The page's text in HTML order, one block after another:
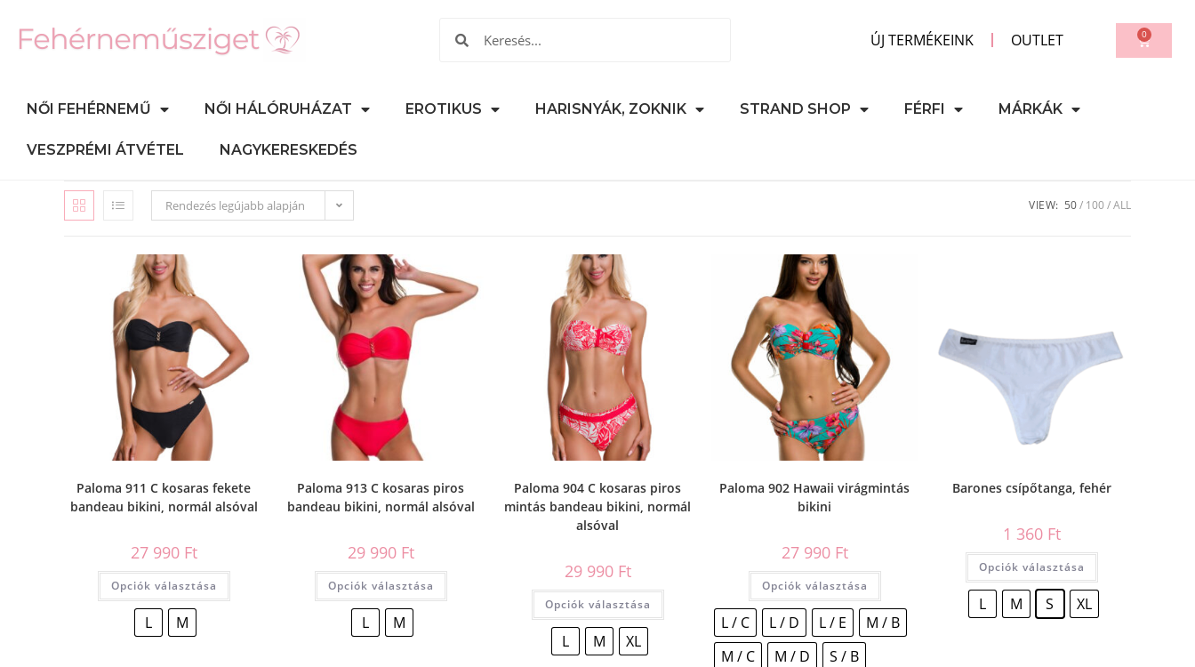
ÚJ TERMÉKEINK OUTLET 0
NŐI FEHÉRNEMŰ NŐI HÁLÓRUHÁZAT EROTIKUS HARISNYÁK, ZOKNIK STRAND SHOP FÉRFI MÁRKÁK
VESZPRÉMI ÁTVÉTEL NAGYKERESKEDÉS
Rendezés legújabb alapján VIEW: 50 100 ALL
Paloma 911 C kosaras fekete
bandeau bikini, normál alsóval
27 990 Ft
Opciók választása
L M
Paloma 913 C kosaras piros
bandeau bikini, normál alsóval
29 990 Ft
Opciók választása
L M
Paloma 904 C kosaras piros
mintás bandeau bikini, normál
alsóval
29 990 Ft
Opciók választása
L M XL
Paloma 902 Hawaii virágmintás
bikini
27 990 Ft
Opciók választása
L / C L / D L / E
M / B
M / C
M / D
S / B
Barones csípőtanga, fehér
1 360 Ft
Opciók választása
L M S XL